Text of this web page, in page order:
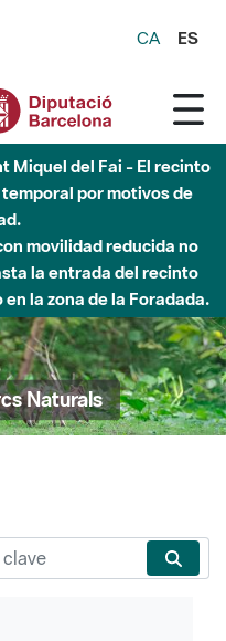
CA ES
Miquel del Fai - El recinto
por motivos de
movilidad reducida no
la entrada del recinto
la zona de la Foradada.
Naturals